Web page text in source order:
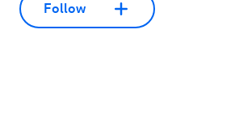
Follow